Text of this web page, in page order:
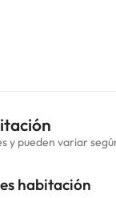
y pueden variar
habitación